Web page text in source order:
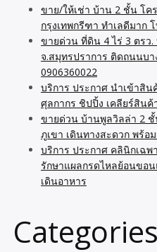
ขาย/ให้เช่า บ้าน 2 ชั้น โค
กรุงเทพกรีฑา ทำเลดีมาก
ขายด่วน ที่ดิน 4 ไร่ 3 ตรว.
จ.สมุทรปราการ ติดถนนบ
0906360022
บริการ ประกาศ นำเข้าสิ
ศุลกากร ชิปปิ้ง เคลียร์สิน
ขายด่วน บ้านพูลวิลล่า 2 ชั้
ภูเขา เดินทางสะดวก พร้อ
บริการ ประกาศ คลินิกเฉ
รักษาแผลกรดไหลย้อนขอ
เดินอาหาร
Categories